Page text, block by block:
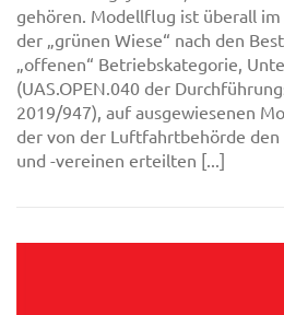
gehören. Modellflug ist überall im
der „grünen Wiese“ nach den
„offenen“ Betriebskategorie,
(UAS.OPEN.040 der
2019/947), auf ausgewiesenen
der von der Luftfahrtbehörde
und -vereinen erteilten [...]